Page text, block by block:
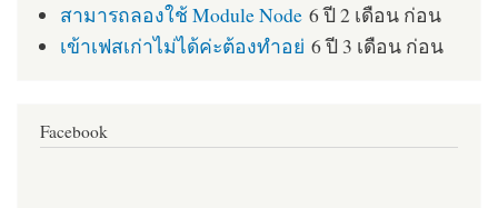
สามารถลองใช้ Module Node 6 ปี 2 เดือน ก่อน
เข้าเฟสเก่าไม่ได้ค่ะต้องทำอย่ 6 ปี 3 เดือน ก่อน
Facebook